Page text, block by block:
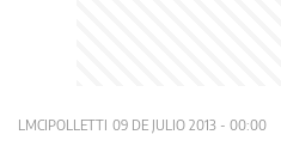
LMCIPOLLETTI 09 DE JULIO 2013 - 00:00